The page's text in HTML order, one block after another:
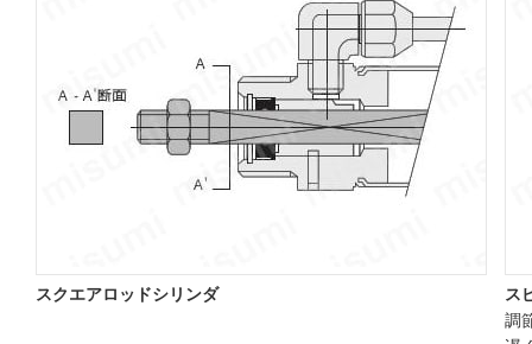
スクエアロッドシリンダ
ス
調